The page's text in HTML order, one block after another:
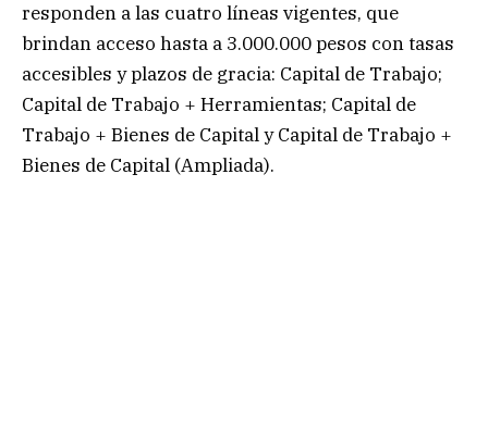
responden a las cuatro líneas vigentes, que
brindan acceso hasta a 3.000.000 pesos con tasas
accesibles y plazos de gracia: Capital de Trabajo;
Capital de Trabajo + Herramientas; Capital de
Trabajo + Bienes de Capital y Capital de Trabajo +
Bienes de Capital (Ampliada).